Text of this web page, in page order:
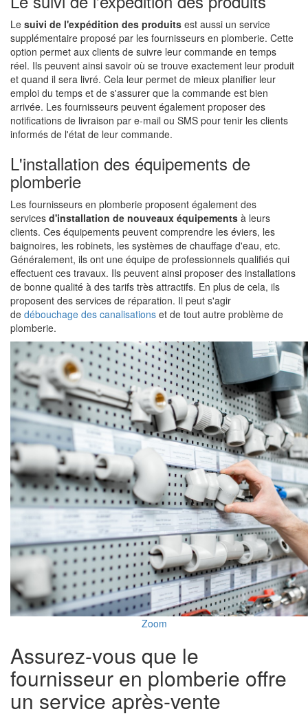
Le suivi de l'expédition des produits est aussi un service
supplémentaire proposé par les fournisseurs en plomberie. Cette
option permet aux clients de suivre leur commande en temps
réel. Ils peuvent ainsi savoir où se trouve exactement leur produit
et quand il sera livré. Cela leur permet de mieux planifier leur
emploi du temps et de s'assurer que la commande est bien
arrivée. Les fournisseurs peuvent également proposer des
notifications de livraison par e-mail ou SMS pour tenir les clients
informés de l'état de leur commande.
L'installation des équipements de
plomberie
Les fournisseurs en plomberie proposent également des
services d'installation de nouveaux équipements à leurs
clients. Ces équipements peuvent comprendre les éviers, les
baignoires, les robinets, les systèmes de chauffage d'eau, etc.
Généralement, ils ont une équipe de professionnels qualifiés qui
effectuent ces travaux. Ils peuvent ainsi proposer des installations
de bonne qualité à des tarifs très attractifs. En plus de cela, ils
proposent des services de réparation. Il peut s'agir
de débouchage des canalisations et de tout autre problème de
plomberie.
Zoom
Assurez-vous que le
fournisseur en plomberie offre
un service après-vente